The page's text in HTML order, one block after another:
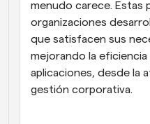
menudo carece. Estas
organizaciones
que satisfacen sus
mejorando la eficiencia
aplicaciones, desde la
gestión corporativa.